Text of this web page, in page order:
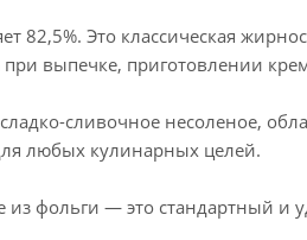
82,5%. Это классическая
выпечке, приготовлении
сливочное несоленое,
любых кулинарных целей.
из фольги — это стандартный